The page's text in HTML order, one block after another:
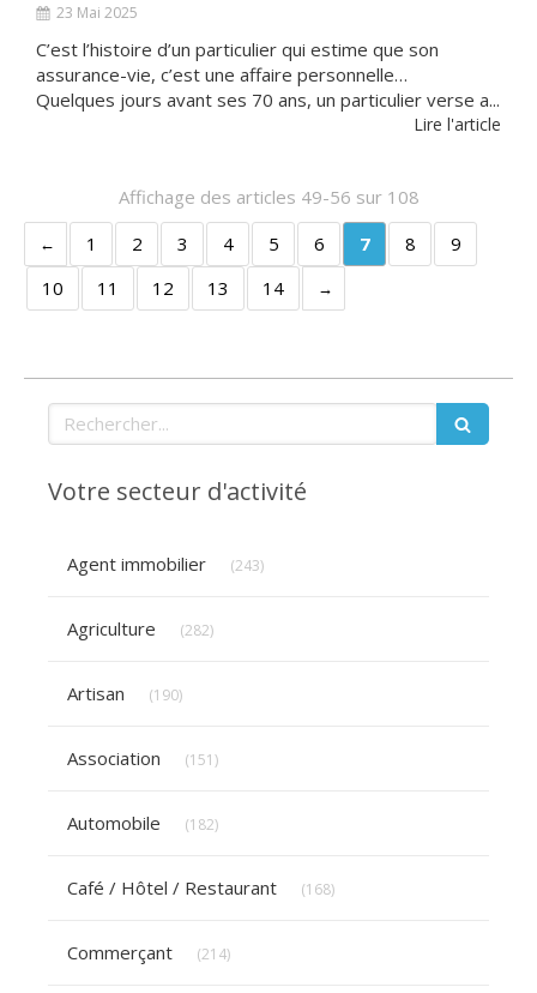
23 Mai 2025
C’est l’histoire d’un particulier qui estime que son
assurance-vie, c’est une affaire personnelle…
Quelques jours avant ses 70 ans, un particulier verse a...
Lire l'article
Affichage des articles 49-56 sur 108
1
2 3 4 5 6 7 8
9
10
11 12 13 14
Rechercher
Votre secteur d'activité
Agent immobilier (243)
Agriculture (282)
Artisan (190)
Association (151)
Automobile (182)
Café / Hôtel / Restaurant (168)
Commerçant (214)